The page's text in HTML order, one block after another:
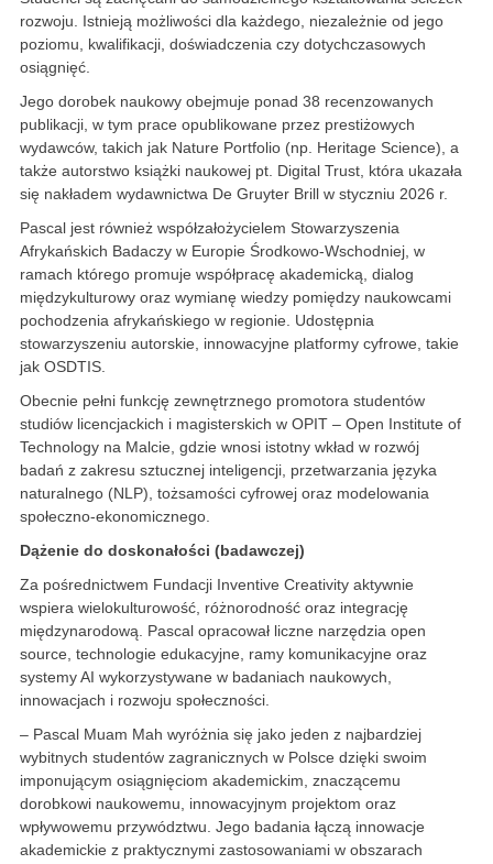
rozwoju. Istnieją możliwości dla każdego, niezależnie od jego
poziomu, kwalifikacji, doświadczenia czy dotychczasowych
osiągnięć.
Jego dorobek naukowy obejmuje ponad 38 recenzowanych
publikacji, w tym prace opublikowane przez prestiżowych
wydawców, takich jak Nature Portfolio (np. Heritage Science), a
także autorstwo książki naukowej pt. Digital Trust, która ukazała
się nakładem wydawnictwa De Gruyter Brill w styczniu 2026 r.
Pascal jest również współzałożycielem Stowarzyszenia
Afrykańskich Badaczy w Europie Środkowo-Wschodniej, w
ramach którego promuje współpracę akademicką, dialog
międzykulturowy oraz wymianę wiedzy pomiędzy naukowcami
pochodzenia afrykańskiego w regionie. Udostępnia
stowarzyszeniu autorskie, innowacyjne platformy cyfrowe, takie
jak OSDTIS.
Obecnie pełni funkcję zewnętrznego promotora studentów
studiów licencjackich i magisterskich w OPIT – Open Institute of
Technology na Malcie, gdzie wnosi istotny wkład w rozwój
badań z zakresu sztucznej inteligencji, przetwarzania języka
naturalnego (NLP), tożsamości cyfrowej oraz modelowania
społeczno-ekonomicznego.
Dążenie do doskonałości (badawczej)
Za pośrednictwem Fundacji Inventive Creativity aktywnie
wspiera wielokulturowość, różnorodność oraz integrację
międzynarodową. Pascal opracował liczne narzędzia open
source, technologie edukacyjne, ramy komunikacyjne oraz
systemy AI wykorzystywane w badaniach naukowych,
innowacjach i rozwoju społeczności.
– Pascal Muam Mah wyróżnia się jako jeden z najbardziej
wybitnych studentów zagranicznych w Polsce dzięki swoim
imponującym osiągnięciom akademickim, znaczącemu
dorobkowi naukowemu, innowacyjnym projektom oraz
wpływowemu przywództwu. Jego badania łączą innowacje
akademickie z praktycznymi zastosowaniami w obszarach